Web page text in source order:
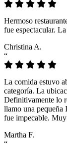
Hermoso
fue espectacular.
Christina A.
“
La comida estuvo
categoría. La
Definitivamente lo
llamo una pequeña
fue impecable.
Martha F.